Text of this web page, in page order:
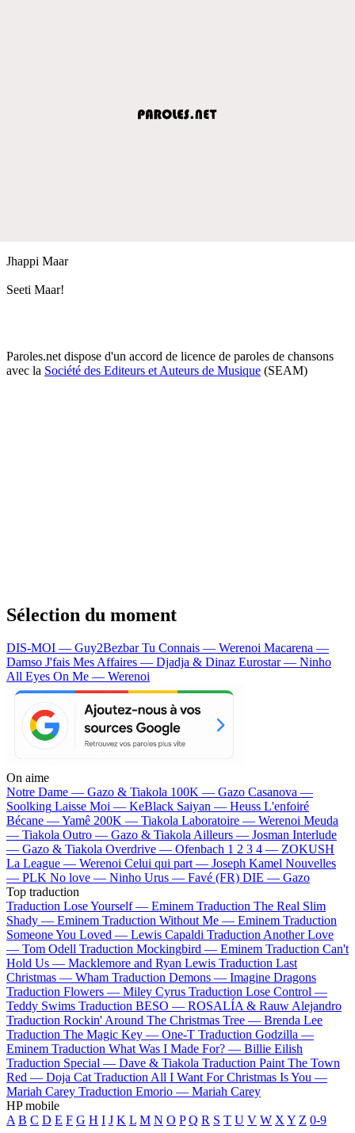
Jhappi Maar
Seeti Maar!
Paroles.net dispose d'un accord de licence de paroles de chansons
avec la Société des Editeurs et Auteurs de Musique (SEAM)
Sélection du moment
DIS-MOI — Guy2BezbarTu Connais — Werenoi Macarena —
Damso J'fais Mes Affaires — Djadja & Dinaz Eurostar — Ninho
All Eyes On Me — Werenoi
On aime
Notre Dame — Gazo & Tiakola 100K — Gazo Casanova —
Soolking Laisse Moi — KeBlack Saiyan — Heuss L'enfoiré
Bécane —Yamê 200K — Tiakola Laboratoire — Werenoi Meuda
— Tiakola Outro — Gazo & TiakolaAilleurs — Josman Interlude
— Gazo & Tiakola Overdrive — Ofenbach 1 2 3 4 — ZOKUSH
La League — Werenoi Celui qui part — Joseph Kamel Nouvelles
— PLK No love — Ninho Urus — Favé (FR) DIE — Gazo
Top traduction
Traduction Lose Yourself — Eminem Traduction The Real Slim
Shady — Eminem Traduction Without Me — Eminem Traduction
Someone You Loved — Lewis Capaldi Traduction Another Love
— Tom Odell Traduction Mockingbird — Eminem Traduction Can't
Hold Us — Macklemore and Ryan Lewis Traduction Last
Christmas — Wham Traduction Demons — Imagine Dragons
Traduction Flowers — Miley Cyrus Traduction Lose Control —
Teddy Swims Traduction BESO — ROSALÍA & Rauw Alejandro
Traduction Rockin' Around The Christmas Tree — Brenda Lee
Traduction The Magic Key — One-T Traduction Godzilla —
Eminem Traduction What Was I Made For? — Billie Eilish
Traduction Special — Dave & Tiakola Traduction Paint The Town
Red — Doja Cat Traduction All I Want For Christmas Is You —
Mariah Carey Traduction Emorio — Mariah Carey
HP mobile
A B C D E F G H I J K L M N O P Q R S T U V W XY Z 0-9